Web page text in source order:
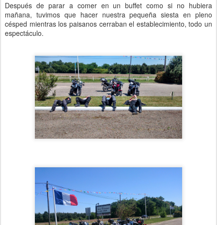
Después de parar a comer en un buffet como si no hubiera
mañana, tuvimos que hacer nuestra pequeña siesta en pleno
césped mientras los paisanos cerraban el establecimiento, todo un
espectáculo.